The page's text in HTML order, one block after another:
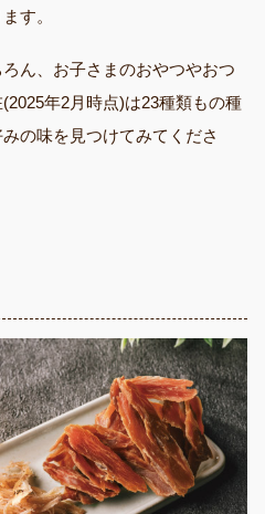
す。
ん、お子さまのおやつやおつ
年2月時点)は23種類もの種
の味を見つけてみてくださ